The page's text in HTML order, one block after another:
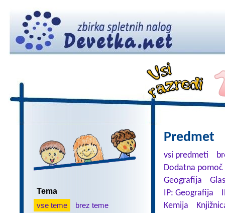
Tema
vse teme
brez teme
Predmet
vsi predmeti
Dodatna
Geografija
IP: Geografija
Kemija